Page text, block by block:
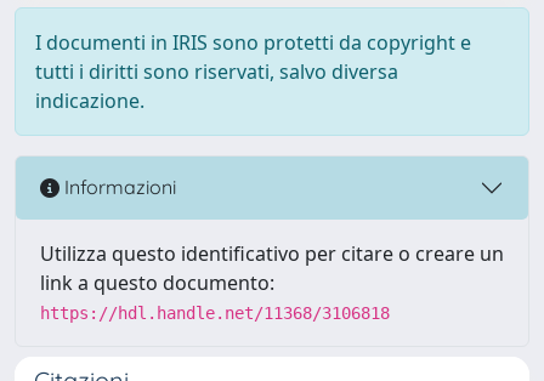
I documenti in IRIS sono protetti da copyright e
tutti i diritti sono riservati, salvo diversa
indicazione.
Informazioni
Utilizza questo identificativo per citare o creare un
link a questo documento:
https://hdl.handle.net/11368/3106818